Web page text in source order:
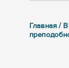
Главная /